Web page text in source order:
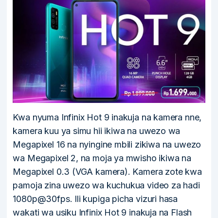
Kwa nyuma Infinix Hot 9 inakuja na kamera nne,
kamera kuu ya simu hii ikiwa na uwezo wa
Megapixel 16 na nyingine mbili zikiwa na uwezo
wa Megapixel 2, na moja ya mwisho ikiwa na
Megapixel 0.3 (VGA kamera). Kamera zote kwa
pamoja zina uwezo wa kuchukua video za hadi
1080p@30fps. Ili kupiga picha vizuri hasa
wakati wa usiku Infinix Hot 9 inakuja na Flash